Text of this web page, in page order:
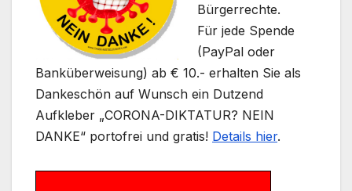
Bürgerrechte.
Für jede Spende
(PayPal oder
Banküberweisung) ab € 10.- erhalten Sie als
Dankeschön auf Wunsch ein Dutzend
Aufkleber „CORONA-DIKTATUR? NEIN
DANKE“ portofrei und gratis! Details hier.